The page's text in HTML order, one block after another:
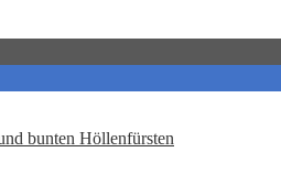
bunten Höllenfürsten